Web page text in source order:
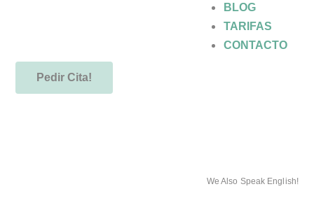
BLOG
TARIFAS
CONTACTO
Pedir Cita!
We Also Speak English!